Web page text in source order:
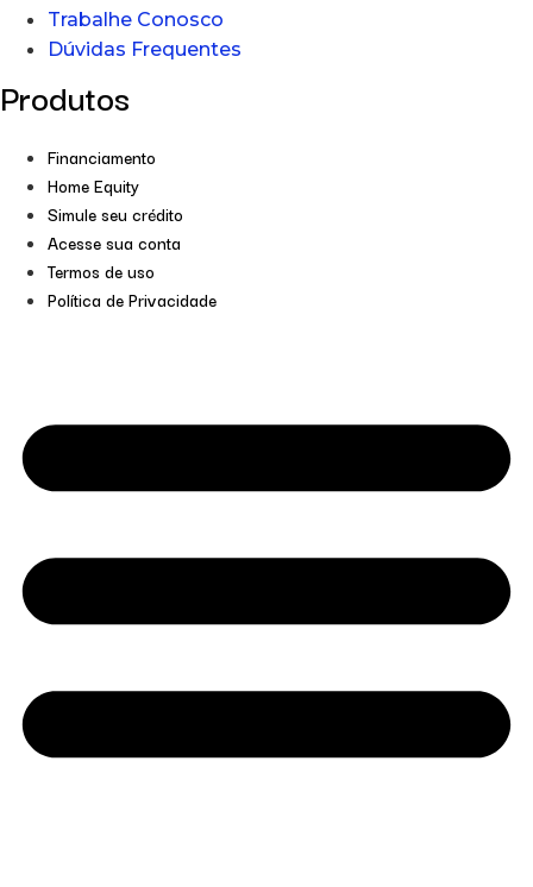
Trabalhe Conosco
Dúvidas Frequentes
Produtos
Financiamento
Home Equity
Simule seu crédito
Acesse sua conta
Termos de uso
Política de Privacidade